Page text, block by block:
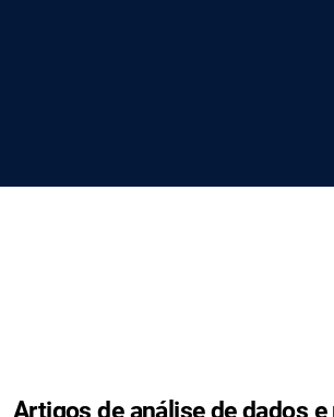
Artigos de análise de dados